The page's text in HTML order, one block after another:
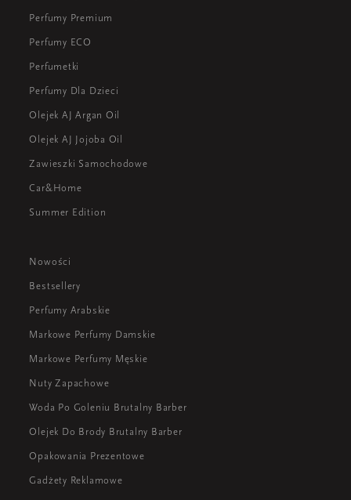
tworzyć niebanalne i pamiętne kompozycje, które
dodają pewności siebie i charakteru noszącemu.
Perfumy Premium
Perfumy ECO
Perfumetki
Perfumy Dla Dzieci
Olejek AJ Argan Oil
Olejek AJ Jojoba Oil
Zawieszki Samochodowe
Car&Home
Summer Edition
Nowości
Bestsellery
Perfumy Arabskie
Markowe Perfumy Damskie
Markowe Perfumy Męskie
Nuty Zapachowe
Woda Po Goleniu Brutalny Barber
Olejek Do Brody Brutalny Barber
Opakowania Prezentowe
Gadżety Reklamowe